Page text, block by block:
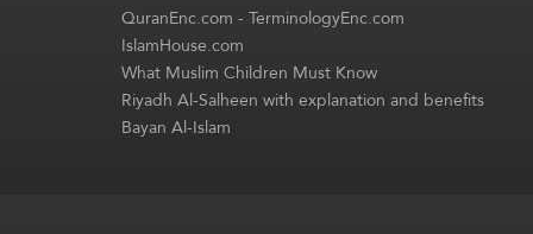
QuranEnc.com-TerminologyEnc.com
IslamHouse.com
What Muslim Children Must Know
Riyadh Al-Salheen with explanation and benefits
Bayan Al-Islam